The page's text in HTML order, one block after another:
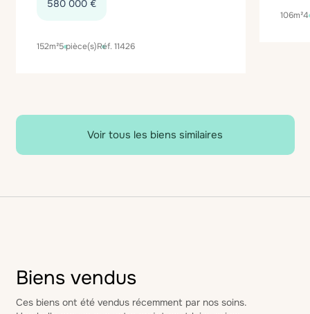
580 000 €
152m²5 pièce(s)Réf. 11426
106m²4
Voir tous les biens similaires
Biens vendus
Ces biens ont été vendus récemment par nos soins.